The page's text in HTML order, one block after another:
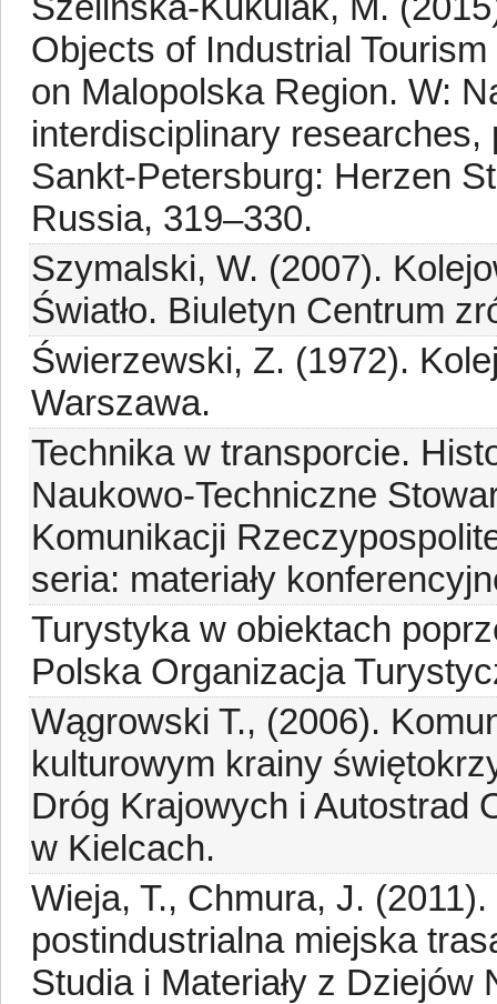
Objects of Industrial
on Malopolska Region. W:
interdisciplinary
Sankt-Petersburg: Herzen
Russia, 319–330.
Szymalski, W. (2007).
Światło. Biuletyn Centrum
Świerzewski, Z. (1972).
Warszawa.
Technika w transporcie.
Naukowo-Techniczne
Komunikacji
seria: materiały
Turystyka w obiektach
Polska Organizacja
Wągrowski T., (2006).
kulturowym krainy
Dróg Krajowych i Autostrad
w Kielcach.
Wieja, T., Chmura, J.
postindustrialna miejska
Studia i Materiały z Dziejów